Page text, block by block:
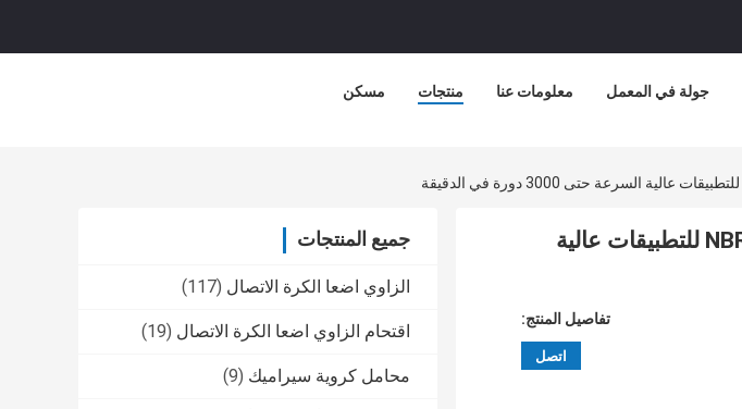
مسكن منتجات معلومات عنا جولة في المعمل
جميع المنتجات
الزاوي اضعا الكرة الاتصال (117)
اقتحام الزاوي اضعا الكرة الاتصال (19)
محامل كروية سيراميك (9)
محمل نسيجي أحادي الصف مع موانع تسرب مطاطية NBR/FKM/ACM للتطبيقات عالية
تفاصيل المنتج:
اتصل